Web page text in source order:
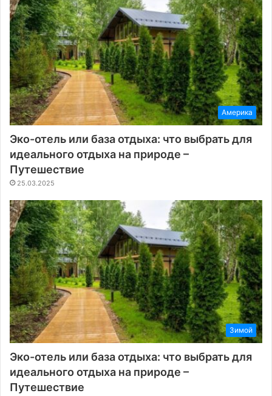
Америка
Эко-отель или база отдыха: что выбрать для
идеального отдыха на природе –
Путешествие
25.03.2025
Зимой
Эко-отель или база отдыха: что выбрать для
идеального отдыха на природе –
Путешествие